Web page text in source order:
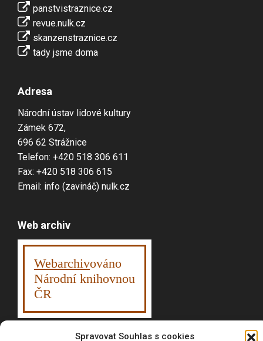
Spravovat Souhlas s cookies
panstvistraznice.cz
revue.nulk.cz
skanzenstraznice.cz
tady jsme doma
Adresa
Národní ústav lidové kultury
Zámek 672,
696 62 Strážnice
Telefon: +420 518 306 611
Fax: +420 518 306 615
Email: info (zavináč) nulk.cz
Web archiv
Webarchivováno
Národní knihovnou
ČR